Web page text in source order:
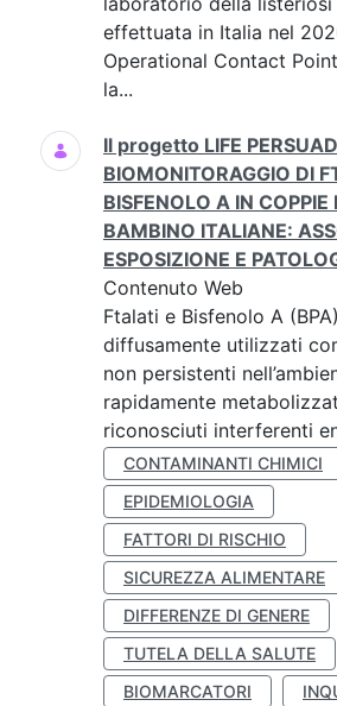
effettuata in Italia nel
Operational Contact
la...
Il progetto LIFE
BIOMONITORAGGIO DI
BISFENOLO A IN
BAMBINO ITALIANE:
ESPOSIZIONE E
Contenuto Web
Ftalati e Bisfenolo A
diffusamente utilizzati
non persistenti
rapidamente
riconosciuti interferenti
CONTAMINANTI CHIMICI
EPIDEMIOLOGIA
FATTORI DI RISCHIO
SICUREZZA ALIMENTARE
DIFFERENZE DI GENERE
TUTELA DELLA SALUTE
BIOMARCATORI